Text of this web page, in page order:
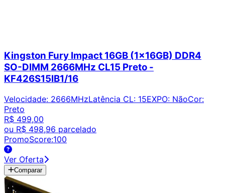
Kingston Fury Impact 16GB (1x16GB) DDR4
SO-DIMM 2666MHz CL15 Preto -
KF426S15IB1/16
Velocidade: 2666MHzLatência CL: 15EXPO: NãoCor:
Preto
R$ 499,00
ou R$ 498,96 parcelado
PromoScore:100
Ver Oferta
Comparar